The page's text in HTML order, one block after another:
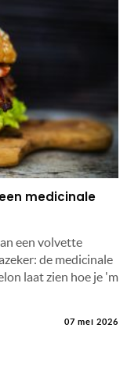
medicinale
een volvette
de medicinale
laat zien hoe je 'm
07 mei 2026